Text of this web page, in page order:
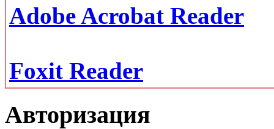
Adobe Acrobat Reader
Foxit Reader
Авторизация